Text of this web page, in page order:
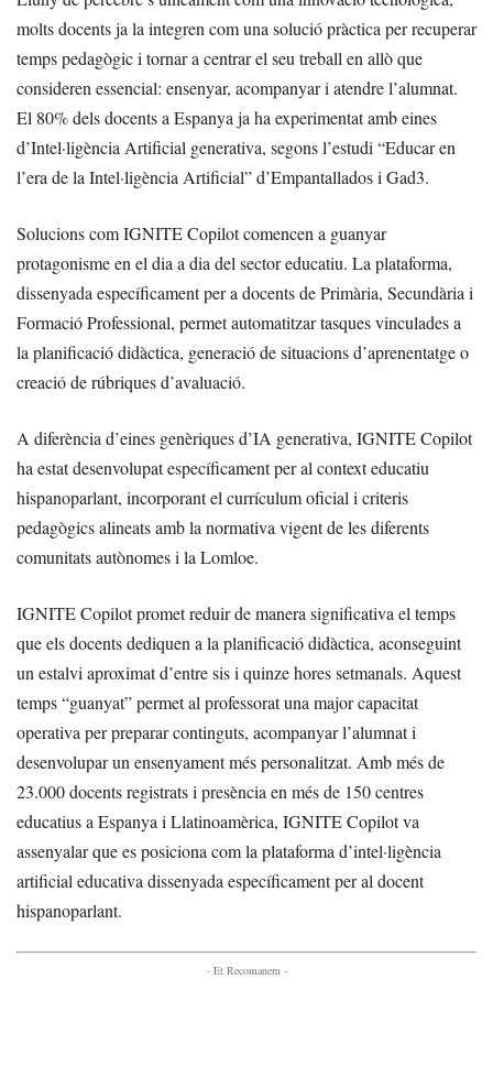
molts docents ja la integren com una solució pràctica per recuperar
temps pedagògic i tornar a centrar el seu treball en allò que
consideren essencial: ensenyar, acompanyar i atendre l’alumnat.
El 80% dels docents a Espanya ja ha experimentat amb eines
d’Intel·ligència Artificial generativa, segons l’estudi “Educar en
l’era de la Intel·ligència Artificial” d’Empantallados i Gad3.
Solucions com IGNITE Copilot comencen a guanyar
protagonisme en el dia a dia del sector educatiu. La plataforma,
dissenyada específicament per a docents de Primària, Secundària i
Formació Professional, permet automatitzar tasques vinculades a
la planificació didàctica, generació de situacions d’aprenentatge o
creació de rúbriques d’avaluació.
A diferència d’eines genèriques d’IA generativa, IGNITE Copilot
ha estat desenvolupat específicament per al context educatiu
hispanoparlant, incorporant el currículum oficial i criteris
pedagògics alineats amb la normativa vigent de les diferents
comunitats autònomes i la Lomloe.
IGNITE Copilot promet reduir de manera significativa el temps
que els docents dediquen a la planificació didàctica, aconseguint
un estalvi aproximat d’entre sis i quinze hores setmanals. Aquest
temps “guanyat” permet al professorat una major capacitat
operativa per preparar continguts, acompanyar l’alumnat i
desenvolupar un ensenyament més personalitzat. Amb més de
23.000 docents registrats i presència en més de 150 centres
educatius a Espanya i Llatinoamèrica, IGNITE Copilot va
assenyalar que es posiciona com la plataforma d’intel·ligència
artificial educativa dissenyada específicament per al docent
hispanoparlant.
- Et Recomanem -